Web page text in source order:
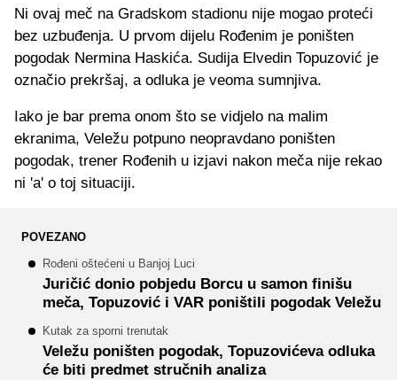
Ni ovaj meč na Gradskom stadionu nije mogao proteći
bez uzbuđenja. U prvom dijelu Rođenim je poništen
pogodak Nermina Haskića. Sudija Elvedin Topuzović je
označio prekršaj, a odluka je veoma sumnjiva.
Iako je bar prema onom što se vidjelo na malim
ekranima, Veležu potpuno neopravdano poništen
pogodak, trener Rođenih u izjavi nakon meča nije rekao
ni 'a' o toj situaciji.
POVEZANO
Rođeni oštećeni u Banjoj Luci
Juričić donio pobjedu Borcu u samon finišu
meča, Topuzović i VAR poništili pogodak Veležu
Kutak za sporni trenutak
Veležu poništen pogodak, Topuzovićeva odluka
će biti predmet stručnih analiza